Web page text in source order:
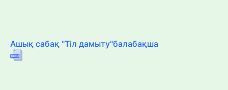
Ашық сабақ "Тіл дамыту"балабақша